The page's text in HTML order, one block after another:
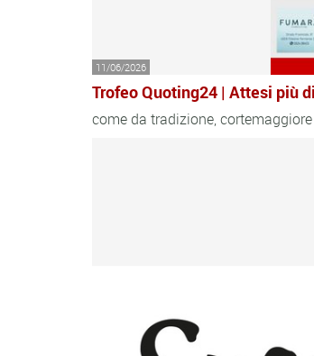
11/06/2026
Trofeo Quoting24 | Attesi più
come da tradizione,